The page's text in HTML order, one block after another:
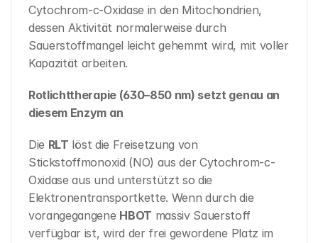
Cytochrom-c-Oxidase in den Mitochondrien,
dessen Aktivität normalerweise durch
Sauerstoffmangel leicht gehemmt wird, mit voller
Kapazität arbeiten.
Rotlichttherapie (630–850 nm) setzt genau an
diesem Enzym an
Die RLT löst die Freisetzung von
Stickstoffmonoxid (NO) aus der Cytochrom-c-
Oxidase aus und unterstützt so die
Elektronentransportkette. Wenn durch die
vorangegangene HBOT massiv Sauerstoff
verfügbar ist, wird der frei gewordene Platz im